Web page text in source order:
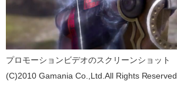
プロモーションビデオのスクリーンショット
(C)2010 Gamania Co.,Ltd.All Rights Reserved.